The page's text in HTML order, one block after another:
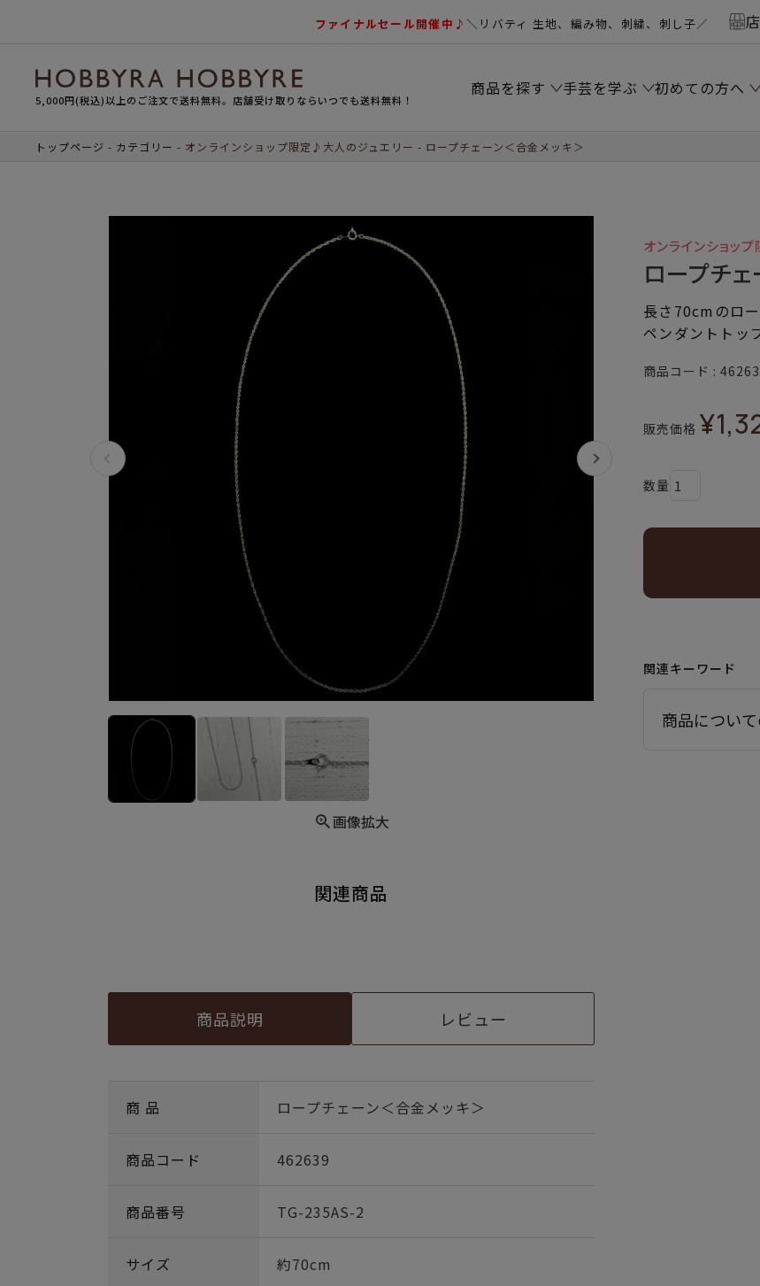
ファイナルセール開催中♪＼リバティ 生地、編み物、刺繍、刺し子／
5,000円(税込)以上のご注文で送料無料。店舗受け取りならいつでも送料無料！
商品を探す 手芸を学ぶ 初めての方へ
トップページ カテゴリー オンラインショップ限定♪大人のジュエリー ロープチェーン＜合金メッキ＞
画像拡大
関連商品
商品説明 レビュー
商 品 ロープチェーン＜合金メッキ＞
商品コード 462639
商品番号 TG-235AS-2
サイズ 約70cm
オンラインショップ
ロープチ
長さ70cmのロー
ペンダントトッ
商品コード
販売価格 ¥
関連キーワード
商品につい